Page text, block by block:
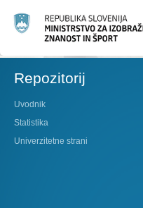
Repozitorij
Uvodnik
Statistika
Univerzitetne strani